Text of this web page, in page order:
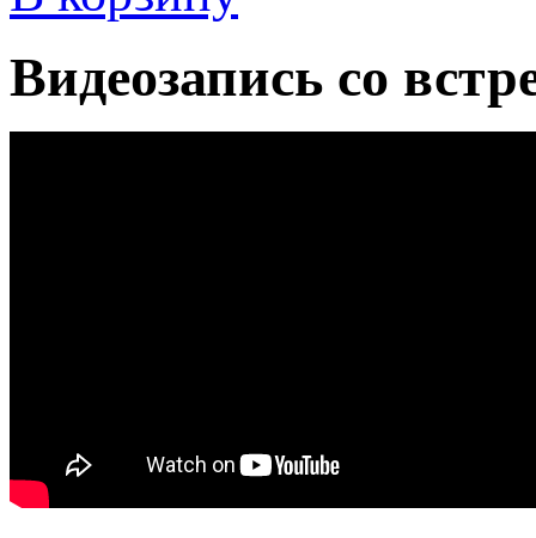
Видеозапись со